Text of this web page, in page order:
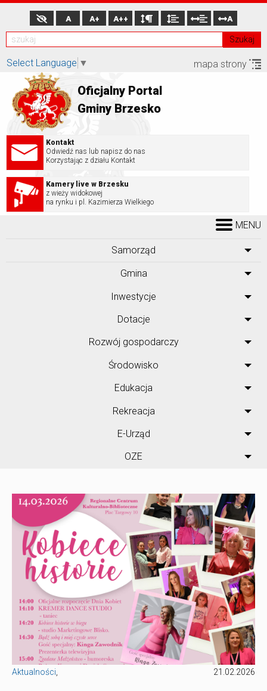
Szukaj
A A+ A++ A
Select Language ▼ mapa strony
Oficjalny Portal
Gminy Brzesko
Kontakt
Odwiedź nas lub napisz do nas
Korzystając z działu Kontakt
Kamery live w Brzesku
z wieży widokowej
na rynku i pl. Kazimierza Wielkiego
MENU
Samorząd
Gmina
Inwestycje
Dotacje
Rozwój gospodarczy
Środowisko
Edukacja
Rekreacja
E-Urząd
OZE
Aktualności 21.02.2026